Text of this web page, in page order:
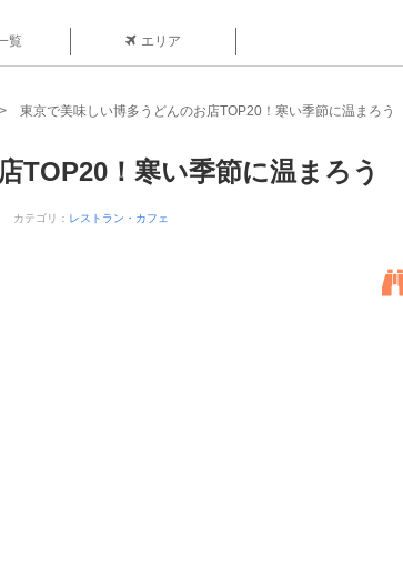
覧 エリア
東京で美味しい博多うどんのお店TOP20！寒い季節に温まろう
TOP20！寒い季節に温まろう
カテゴリ： レストラン・カフェ